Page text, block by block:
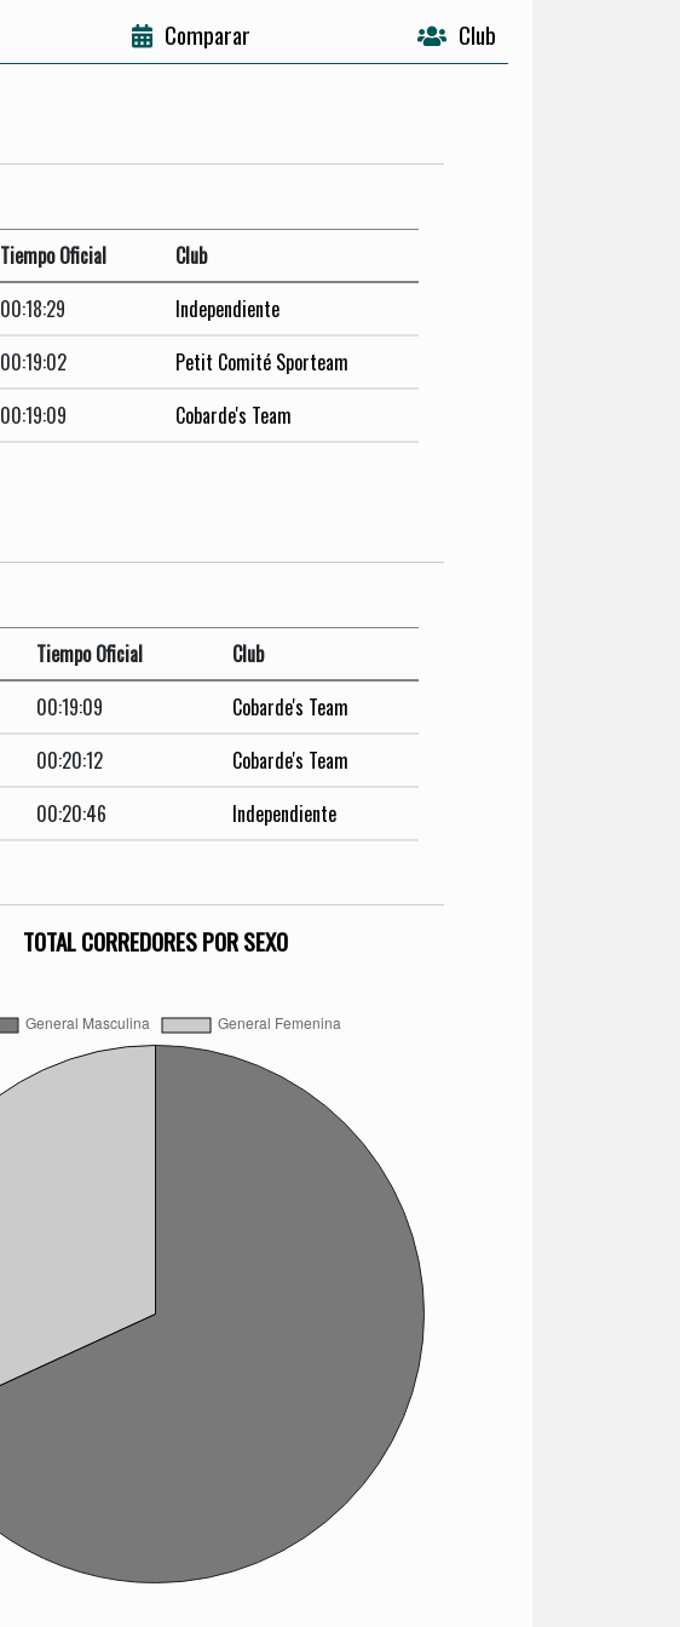
Comparar Club
Tiempo Oficial
Club
00:18:29
Independiente
00:19:02
Petit Comité Sporteam
00:19:09 Cobarde's Team
Tiempo Oficial
Club
00:19:09
Cobarde's Team
00:20:12
Cobarde's Team
00:20:46 Independiente
TOTAL CORREDORES POR SEXO